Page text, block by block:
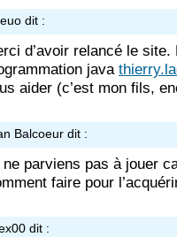
dit :
d’avoir relancé le site.
java
aider (c’est mon fils,
Balcoeur dit :
ne parviens pas à jouer
faire pour
dit :